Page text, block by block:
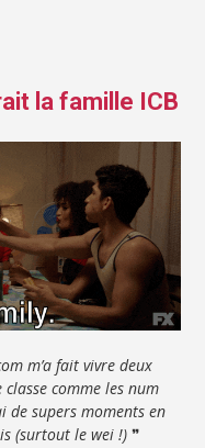
la famille ICB
m’a fait vivre deux
classe comme les num
de supers moments en
(surtout le wei !) ❞